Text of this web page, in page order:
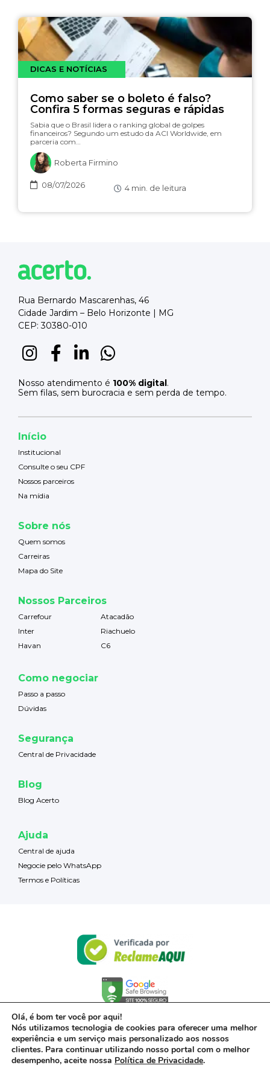
DICAS E NOTÍCIAS
Como saber se o boleto é falso?
Confira 5 formas seguras e rápidas
Sabia que o Brasil lidera o ranking global de golpes
financeiros? Segundo um estudo da ACI Worldwide, em
parceria com…
Roberta Firmino
08/07/2026 4 min. de leitura
Rua Bernardo Mascarenhas, 46
Cidade Jardim – Belo Horizonte | MG
CEP: 30380-010
Nosso atendimento é 100% digital.
Sem filas, sem burocracia e sem perda de tempo.
Início
Institucional
Consulte o seu CPF
Nossos parceiros
Na mídia
Sobre nós
Quem somos
Carreiras
Mapa do Site
Nossos Parceiros
Carrefour
Atacadão
Inter
Riachuelo
Havan
C6
Como negociar
Passo a passo
Dúvidas
Segurança
Central de Privacidade
Blog
Blog Acerto
Ajuda
Central de ajuda
Negocie pelo WhatsApp
Termos e Políticas
Olá, é bom ter você por aqui!
Nós utilizamos tecnologia de cookies para oferecer uma melhor
experiência e um serviço mais personalizado aos nossos
clientes. Para continuar utilizando nosso portal com o melhor
desempenho, aceite nossa Política de Privacidade.